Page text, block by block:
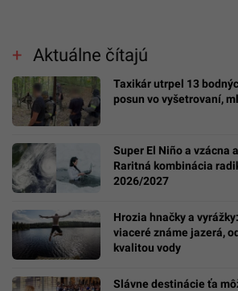
Aktuálne čítajú
Taxikár utrpel 13
posun vo vyšetrovaní,
Super El Niño a vzácna
Raritná kombinácia
2026/2027
Hrozia hnačky a
viaceré známe jazerá,
kvalitou vody
Slávne destinácie ťa